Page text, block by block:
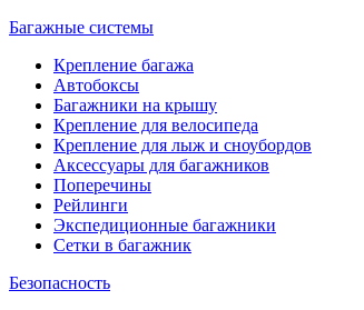
Багажные системы
Крепление багажа
Автобоксы
Багажники на крышу
Крепление для велосипеда
Крепление для лыж и сноубордов
Аксессуары для багажников
Поперечины
Рейлинги
Экспедиционные багажники
Сетки в багажник
Безопасность